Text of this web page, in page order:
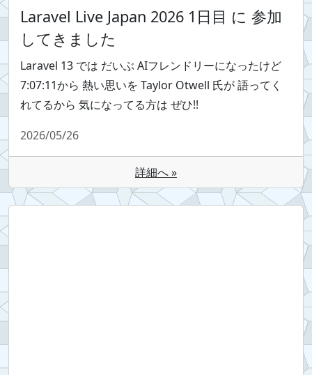
Laravel Live Japan 2026 1日目 に 参加
してきました
Laravel 13 では だいぶ AIフレンドリーになったけど
7:07:11から 熱い思いを Taylor Otwell 氏が 語ってく
れてるから 気になってる方は ぜひ!!
2026/05/26
詳細へ »